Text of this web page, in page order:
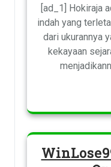
[ad_1] Hokiraja
indah yang
dari ukurannya
kekayaan